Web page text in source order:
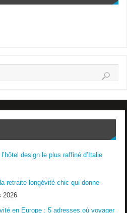
design le plus raffiné d’Italie
retraite longévité chic qui donne
2026
en Europe : 5 adresses où voyager